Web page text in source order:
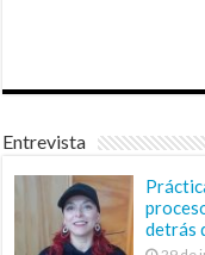
Entrevista
detrás